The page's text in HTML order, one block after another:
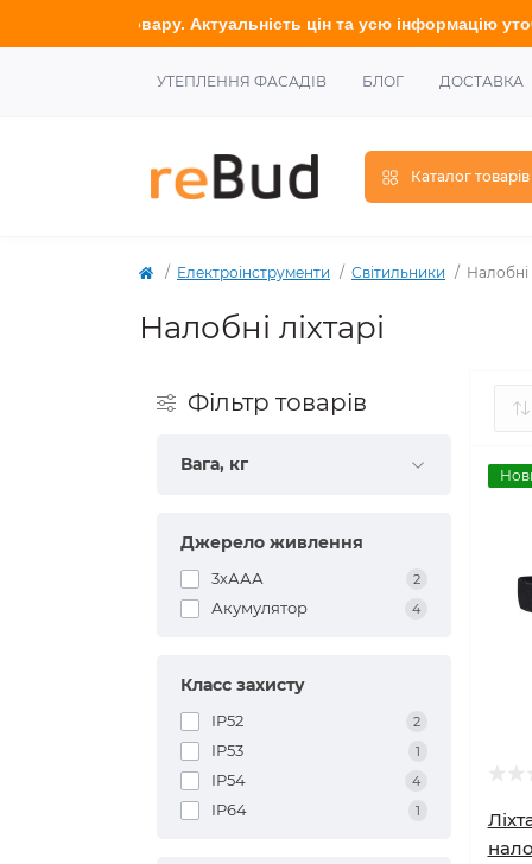
цін та усю інформацію уточнюйтеу наших
УТЕПЛЕННЯ ФАСАДІВ БЛОГ ДОСТАВКА
Каталог товарів
Електроінструменти Світильники Налобні
Налобні ліхтарі
Фільтр товарів
Вага, кг
Джерело живлення
3хААА 2
Акумулятор 4
Класс захисту
IP52 2
IP53 1
IP54 4
IP64 1